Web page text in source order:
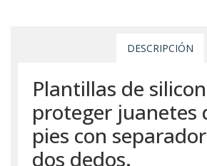
DESCRIPCIÓN
Plantillas de
proteger juanetes
pies con
dos dedos.